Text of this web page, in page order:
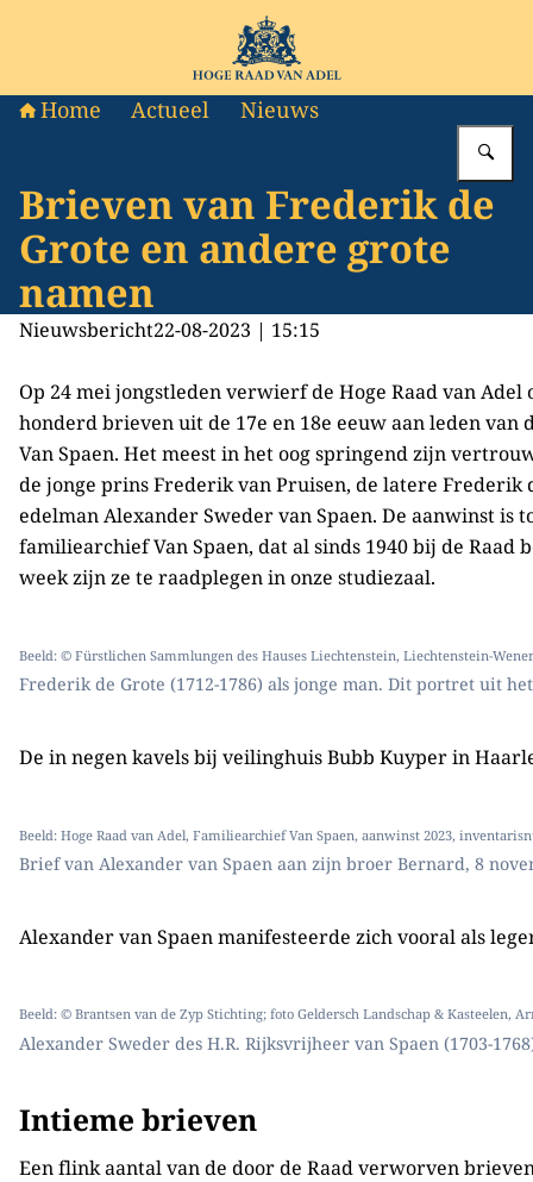
Naar de homepage van Hoge Raad van Adel
Home Actueel Nieuws
Brieven van Frederik de
Grote en andere grote
namen
Nieuwsbericht22-08-2023 | 15:15
Op 24 mei jongstleden verwierf de Hoge Raad van
honderd brieven uit de 17e en 18e eeuw aan leden van
Van Spaen. Het meest in het oog springend zijn
de jonge prins Frederik van Pruisen, de latere Frederik
edelman Alexander Sweder van Spaen. De aanwinst is
familiearchief Van Spaen, dat al sinds 1940 bij de Raad
week zijn ze te raadplegen in onze studiezaal.
Beeld: © Fürstlichen Sammlungen des Hauses Liechtenstein, Liechtenstein-
Frederik de Grote (1712-1786) als jonge man. Dit portret uit
De in negen kavels bij veilinghuis Bubb Kuyper in
Beeld: Hoge Raad van Adel, Familiearchief Van Spaen, aanwinst 2023,
Brief van Alexander van Spaen aan zijn broer Bernard, 8
Alexander van Spaen manifesteerde zich vooral als
Beeld: © Brantsen van de Zyp Stichting; foto Geldersch Landschap & Kasteelen,
Alexander Sweder des H.R. Rijksvrijheer van Spaen (1703-
Intieme brieven
Een flink aantal van de door de Raad verworven